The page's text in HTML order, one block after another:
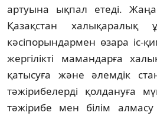
артуына ықпал ете­ді.
Қазақстан ха­­­лық­аралық
кәсіпорын­дар­­мен өзара іс-
жер­гілікті мамандарға
қа­тысуға және әлемдік
тәжірибелерді қолдануға
тәжірибе мен білім